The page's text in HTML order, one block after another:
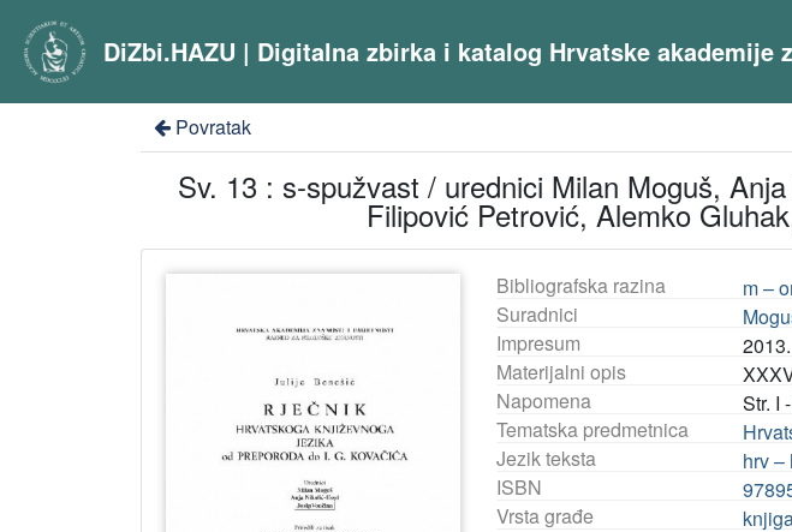
DiZbi.HAZU | Digitalna zbirka i katalog Hrvatske akademije
Povratak
Sv. 13 : s-spužvast / urednici Milan Moguš,
Filipović Petrović, Alemko
Bibliografska razina
m –
Suradnici
Impresum
2013.
Materijalni opis
Napomena
Str. I
Tematska predmetnica
Jezik teksta
hrv –
ISBN
Vrsta građe